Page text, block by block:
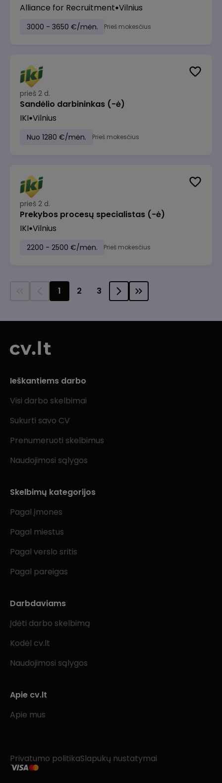
Alliance for Recruitment Vilnius
3000 - 3650 €/mėn. Prieš mokesčius
prieš 2 d.
Sandėlio darbininkas (-ė)
IKI Vilnius
Nuo 1280 €/mėn. Prieš mokesčius
prieš 2 d.
Prekybos procesų specialistas (-ė)
IKI Vilnius
2200 - 2500 €/mėn. Prieš mokesčius
1 2 3
Ieškantiems darbo
Visi darbo skelbimai
Sukurti savo CV
Prenumeruoti skelbimus
Naudojimosi sąlygos
Skelbimų kategorijos
Pagal įmones
Pagal miestus
Pagal verslo sritis
Pagal pareigas
Darbdaviams
Įdėti darbo skelbimą
Kodėl cv.lt
Naudojimosi sąlygos
Apie cv.lt
Apie mus
Privatumo politikaSlapukų nustatymai